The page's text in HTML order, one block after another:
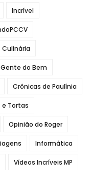
Incrível
Culinária
Gente do Bem
Crônicas de Paulínia
e Tortas
Opinião do Roger
Informática
Vídeos Incríveis MP